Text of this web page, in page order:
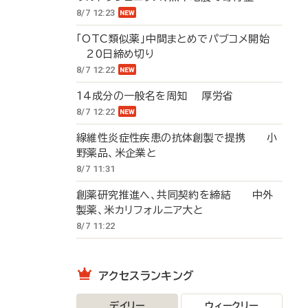
8/7 12:23
「OTC類似薬」中間まとめでパブコメ開始
20日締め切り
8/7 12:22
14成分の一般名を周知 厚労省
8/7 12:22
線維性炎症性疾患の抗体創製で提携 小
野薬品、米企業と
8/7 11:31
創薬研究推進へ、共同契約を締結 中外
製薬、米カリフォルニア大と
8/7 11:22
アクセスランキング
デイリー ウィークリー